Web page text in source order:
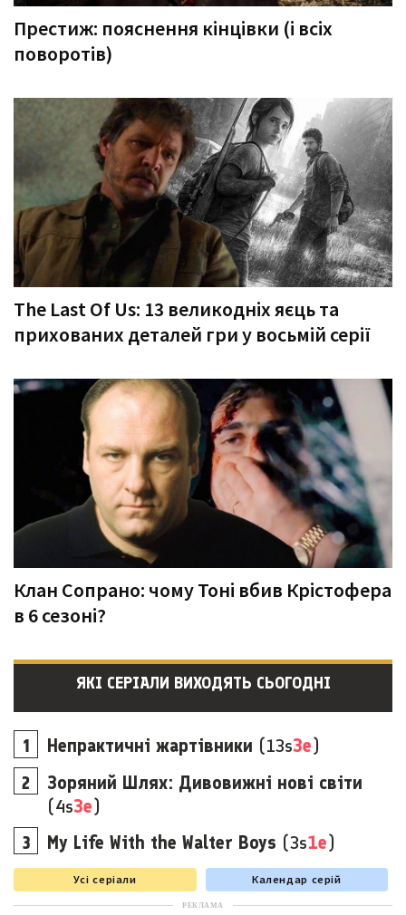
Престиж: пояснення кінцівки (і всіх
поворотів)
The Last Of Us: 13 великодніх яєць та
прихованих деталей гри у восьмій серії
Клан Сопрано: чому Тоні вбив Крістофера
в 6 сезоні?
ЯКІ СЕРІАЛИ ВИХОДЯТЬ СЬОГОДНІ
Непрактичні жартівники (13s3e)
Зоряний Шлях: Дивовижні нові світи
(4s3e)
My Life With the Walter Boys (3s1e)
Усі серіали Календар серій
РЕКЛАМА